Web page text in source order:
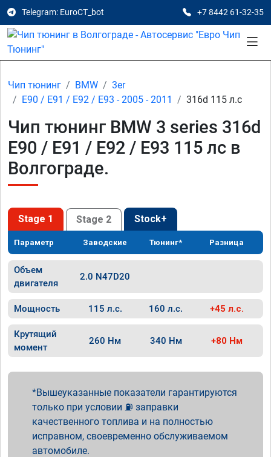
Telegram: EuroCT_bot +7 8442 61-32-35
Чип тюнинг BMW
3er
E90 / E91 / E92 / E93 - 2005 - 2011
316d 115 л.с
Чип тюнинг BMW 3 series 316d
E90 / E91 / E92 / E93 115 лс в
Волгограде.
Stage 1 Stage 2 Stock+
Параметр Заводские Тюнинг* Разница
Объем
двигателя
2.0 N47D20
Мощность 115 л.с. 160 л.с. +45 л.с.
Крутящий
момент
260 Нм 340 Нм +80 Нм
Вышеуказанные показатели гарантируются
только при условии ⛽ заправки
качественного топлива и на полностью
исправном, своевременно обслуживаемом
автомобиле.